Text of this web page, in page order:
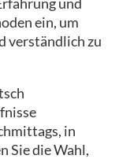
ein, um
verständlich zu
in
Sie die Wahl,